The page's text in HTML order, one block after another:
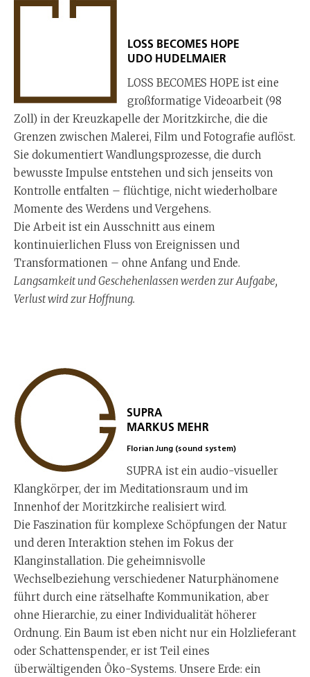
LOSS BECOMES HOPE
UDO HUDELMAIER
LOSS BECOMES HOPE ist eine
großformatige Videoarbeit (98
Zoll) in der Kreuzkapelle der Moritzkirche, die die
Grenzen zwischen Malerei, Film und Fotografie auflöst.
Sie dokumentiert Wandlungsprozesse, die durch
bewusste Impulse entstehen und sich jenseits von
Kontrolle entfalten – flüchtige, nicht wiederholbare
Momente des Werdens und Vergehens.
Die Arbeit ist ein Ausschnitt aus einem
kontinuierlichen Fluss von Ereignissen und
Transformationen – ohne Anfang und Ende.
Langsamkeit und Geschehenlassen werden zur Aufgabe,
Verlust wird zur Hoffnung.
SUPRA
MARKUS MEHR
Florian Jung (sound system)
SUPRA ist ein audio-visueller
Klangkörper, der im Meditationsraum und im
Innenhof der Moritzkirche realisiert wird.
Die Faszination für komplexe Schöpfungen der Natur
und deren Interaktion stehen im Fokus der
Klanginstallation. Die geheimnisvolle
Wechselbeziehung verschiedener Naturphänomene
führt durch eine rätselhafte Kommunikation, aber
ohne Hierarchie, zu einer Individualität höherer
Ordnung. Ein Baum ist eben nicht nur ein Holzlieferant
oder Schattenspender, er ist Teil eines
überwältigenden Öko-Systems. Unsere Erde: ein